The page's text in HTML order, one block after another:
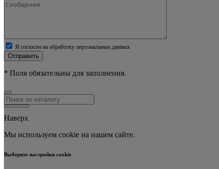
Я согласен на обработку персональных данных
Отправить
* Поля обязательны для заполнения.
Наверх
Мы используем cookie на нашем сайте.
Выберите настройки cookie